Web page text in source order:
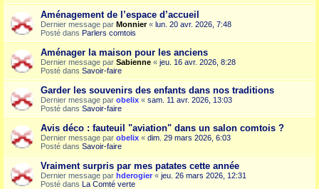
Aménagement de l’espace d’accueil
Dernier message par Monnier« lun. 20 avr. 2026, 7:48
Posté dans Parlers comtois
Aménager la maison pour les anciens
Dernier message par Sabienne « jeu. 16 avr. 2026, 8:28
Posté dans Savoir-faire
Garder les souvenirs des enfants dans nos traditions
Dernier message par obelix « sam. 11 avr. 2026, 13:03
Posté dans Savoir-faire
Avis déco : fauteuil "aviation" dans un salon comtois ?
Dernier message par obelix « dim. 29 mars 2026, 6:03
Posté dans Savoir-faire
Vraiment surpris par mes patates cette année
Dernier message par hderogier « jeu. 26 mars 2026, 12:31
Posté dans La Comté verte